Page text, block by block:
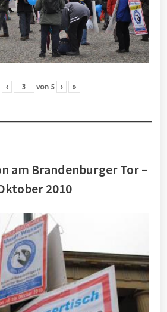
‹ von 5 › »
am Brandenburger Tor –
2010